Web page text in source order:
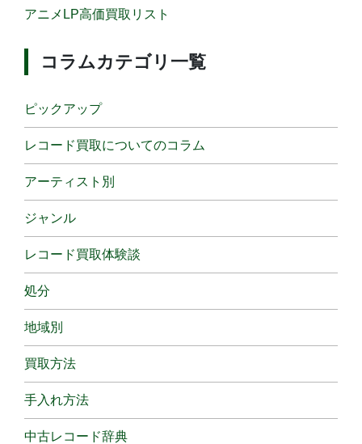
アニメLP高価買取リスト
コラムカテゴリ一覧
ピックアップ
レコード買取についてのコラム
アーティスト別
ジャンル
レコード買取体験談
処分
地域別
買取方法
手入れ方法
中古レコード辞典